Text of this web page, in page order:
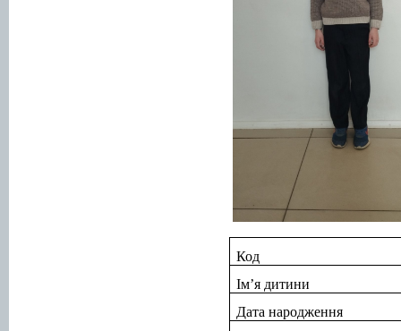
Код
Ім’я дитини
Дата народження